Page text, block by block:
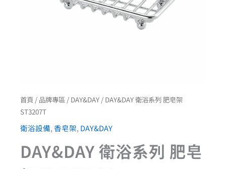
首頁 / 品牌專區 / DAY&DAY / DAY&DAY 衛浴系列 肥皂架
ST3207T
衛浴設備,香皂架, DAY&DAY
DAY&DAY 衛浴系列 肥皂